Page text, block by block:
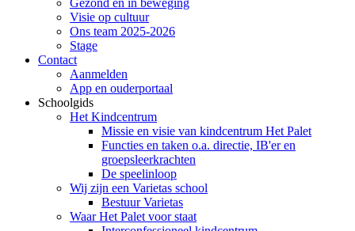
Gezond en in beweging
Visie op cultuur
Ons team 2025-2026
Stage
Contact
Aanmelden
App en ouderportaal
Schoolgids
Het Kindcentrum
Missie en visie van kindcentrum Het Palet
Functies en taken o.a. directie, IB'er en
groepsleerkrachten
De speelinloop
Wij zijn een Varietas school
Bestuur Varietas
Waar Het Palet voor staat